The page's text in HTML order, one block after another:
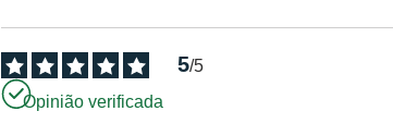
5/5
Opinião verificada